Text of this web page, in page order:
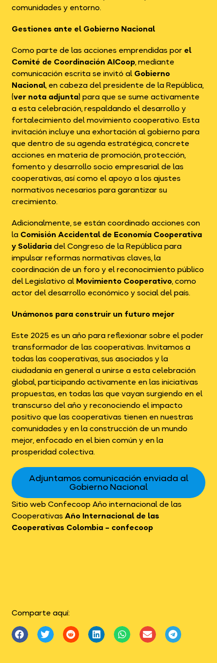
comunidades y entorno.
Gestiones ante el Gobierno Nacional
Como parte de las acciones emprendidas porel
Comité de Coordinación AICoop, mediante
comunicación escrita se invitó alGobierno
Nacional, en cabeza del presidente de la República,
(ver nota adjunta) para que se sume activamente
a esta celebración, respaldando el desarrollo y
fortalecimiento del movimiento cooperativo. Esta
invitación incluye una exhortación al gobierno para
que dentro de su agenda estratégica, concrete
acciones en materia de promoción, protección,
fomento y desarrollo socio empresarial de las
cooperativas, así como el apoyo a los ajustes
normativos necesarios para garantizar su
crecimiento.
Adicionalmente, se están coordinado acciones con
laComisión Accidental de Economía Cooperativa
y Solidariadel Congreso de la República para
impulsar reformas normativas claves, la
coordinación de un foro y el reconocimiento público
del Legislativo alMovimiento Cooperativo, como
actor del desarrollo económico y social del país.
Unámonos para construir un futuro mejor
Este 2025 es un año para reflexionar sobre el poder
transformador de las cooperativas. Invitamos a
todas las cooperativas, sus asociados y la
ciudadanía en general a unirse a esta celebración
global, participando activamente en las iniciativas
propuestas, en todas las que vayan surgiendo en el
transcurso del año y reconociendo el impacto
positivo que las cooperativas tienen en nuestras
comunidades y en la construcción de un mundo
mejor, enfocado en el bien común y en la
prosperidad colectiva.
Adjuntamos comunicación enviada al
Gobierno Nacional
Sitio web Confecoop Año internacional de las
CooperativasAño Internacional de las
Cooperativas Colombia – confecoop
Comparte aquí: